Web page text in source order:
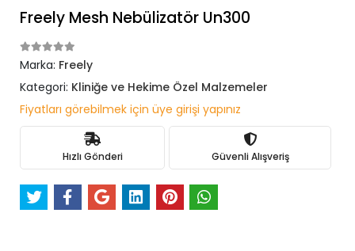
Freely Mesh Nebülizatör Un300
Marka: Freely
Kategori: Kliniğe ve Hekime Özel Malzemeler
Fiyatları görebilmek için üye girişi yapınız
Hızlı Gönderi Güvenli Alışveriş